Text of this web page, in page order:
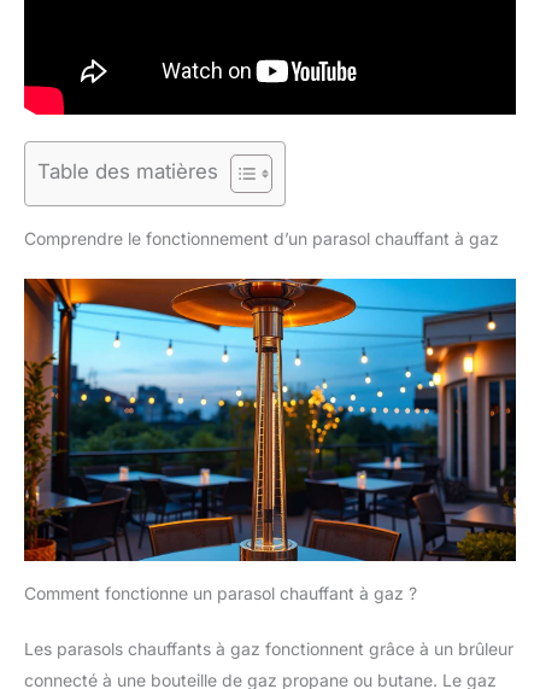
Table des matières
Comprendre le fonctionnement d’un parasol chauffant à gaz
Comment fonctionne un parasol chauffant à gaz ?
Les parasols chauffants à gaz fonctionnent grâce à un brûleur
connecté à une bouteille de gaz propane ou butane. Le gaz